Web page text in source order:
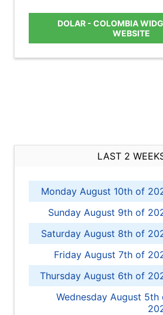
DOLAR - COLOMBIA
WEBSITE
LAST 2
Monday August 10th of
Sunday August 9th of
Saturday August 8th of
Friday August 7th of
Thursday August 6th of
Wednesday August 5th